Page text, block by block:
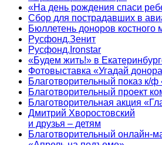
«На день рождения спаси
Сбор для пострадавших в
Бюллетень доноров костного
Русфонд.Зенит
Русфонд.Ironstar
«Будем жить!» в
Фотовыставка «Угадай
Благотворительный показ к/
Благотворительный проект
Благотворительная акция
Дмитрий Хворостовский
и друзья – детям
Благотворительный